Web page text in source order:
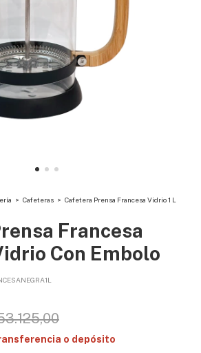
> Cafeteras > Cafetera Prensa Francesa Vidrio 1 L
Francesa
Con Embolo
o depósito